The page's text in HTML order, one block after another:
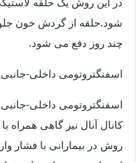
شود.حلقه از گردش خون
چند روز دفع می شود.
اسفنگتروتومی داخلی-جانبی
اسفنگتروتومی داخلی-
کانال آنال نیز گاهی همراه
روش در بیمارانی با فشار